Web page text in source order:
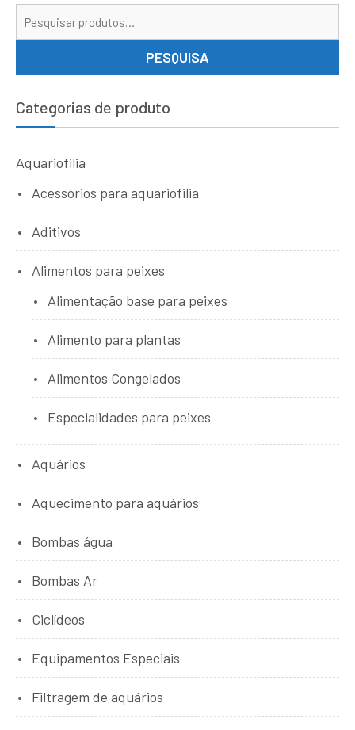
PESQUISA
Categorias de produto
Aquariofilia
Acessórios para aquariofilia
Aditivos
Alimentos para peixes
Alimentação base para peixes
Alimento para plantas
Alimentos Congelados
Especialidades para peixes
Aquários
Aquecimento para aquários
Bombas água
Bombas Ar
Ciclídeos
Equipamentos Especiais
Filtragem de aquários